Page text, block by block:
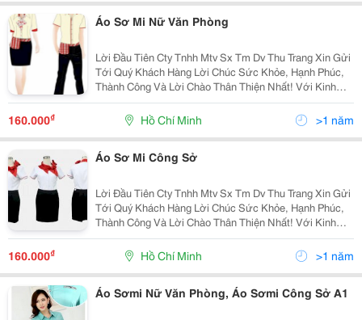
Áo Sơ Mi Nữ Văn Phòng
Lời Đầu Tiên Cty Tnhh Mtv Sx Tm Dv Thu Trang Xin Gửi
Tới Quý Khách Hàng Lời Chúc Sức Khỏe, Hạnh Phúc,
Thành Công Và Lời Chào Thân Thiện Nhất! Với Kinh
Nhiệm Nhiều Năm Làm Trong Ngành May.chúng Tôi
Muốn Mang Đến Cho Quý Khách Với Mức Giá Cạnh
160.000₫ Hồ Chí Minh >1 năm
Áo Sơ Mi Công Sở
Lời Đầu Tiên Cty Tnhh Mtv Sx Tm Dv Thu Trang Xin Gửi
Tới Quý Khách Hàng Lời Chúc Sức Khỏe, Hạnh Phúc,
Thành Công Và Lời Chào Thân Thiện Nhất! Với Kinh
Nhiệm Nhiều Năm Làm Trong Ngành May.chúng Tôi
Muốn Mang Đến Cho Quý Khách Với Mức Giá Cạnh
160.000₫ Hồ Chí Minh >1 năm
Áo Sơmi Nữ Văn Phòng, Áo Sơmi Công Sở A1